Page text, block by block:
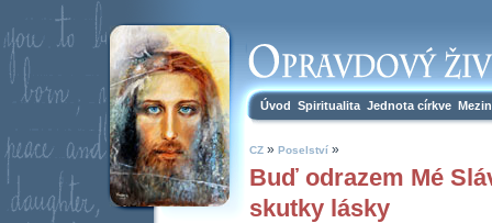
Úvod Spiritualita Jednota církve
CZ » Poselství »
Buď odrazem Mé
skutky lásky